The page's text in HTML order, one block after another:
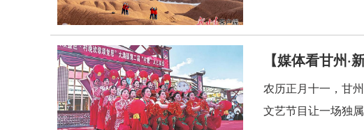
【媒体看甘州
农历正月十一，甘
文艺节目让一场独